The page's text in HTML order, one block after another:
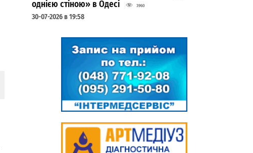
однією стіною» в Одесі
3960
30-07-2026 в 19:58